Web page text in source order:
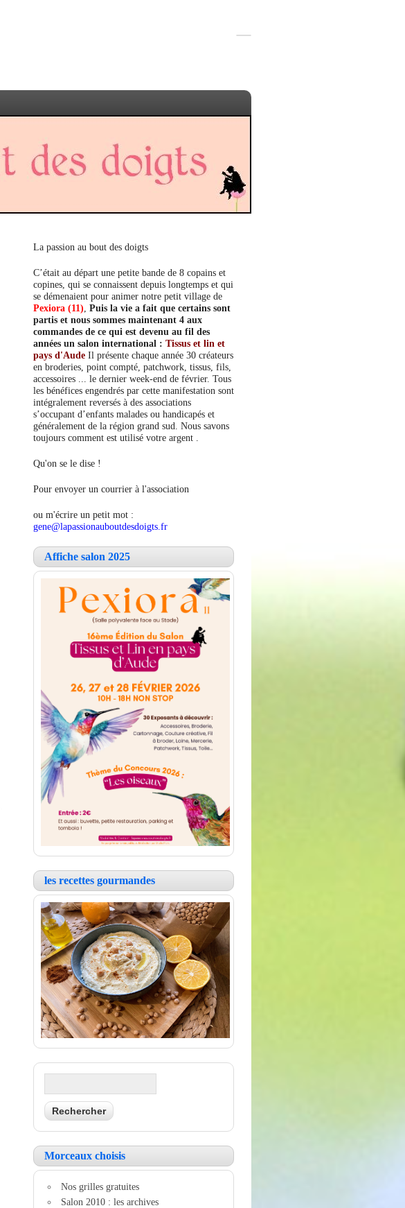
La passion au bout des doigts
C’était au départ une petite bande de 8 copains et
copines, qui se connaissent depuis longtemps et qui
se démenaient pour animer notre petit village de
Pexiora (11) Puis la vie a fait que certains sont
partis et nous sommes maintenant 4 aux
commandes de ce qui est devenu au fil des
années un salon international : Tissus et lin et
pays d'Aude Il présente chaque année 30 créateurs
en broderies, point compté, patchwork, tissus, fils,
accessoires ... le dernier week-end de février. Tous
les bénéfices engendrés par cette manifestation sont
intégralement reversés à des associations
s’occupant d’enfants malades ou handicapés et
généralement de la région grand sud. Nous savons
toujours comment est utilisé votre argent .
Qu'on se le dise !
Pour envoyer un courrier à l'association
ou m'écrire un petit mot :
gene@lapassionauboutdesdoigts.fr
Affiche salon 2025
les recettes gourmandes
Morceaux choisis
Nos grilles gratuites
Salon 2010 : les archives